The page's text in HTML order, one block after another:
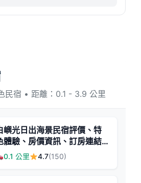
民宿 • 距離：0.1 - 3.9 公里
嶼光日出海景民宿評價、特
體驗、房價資訊、訂房連結 -
海景日出放鬆度假首選
0.1 公里 4.7(150)